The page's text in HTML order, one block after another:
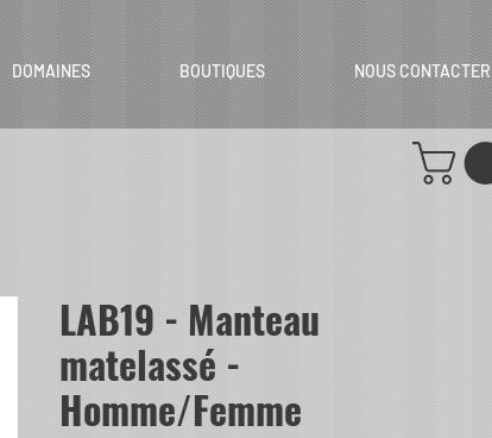
DOMAINES BOUTIQUES NOUS CONTACTER
LAB19 - Manteau
matelassé -
Homme/Femme